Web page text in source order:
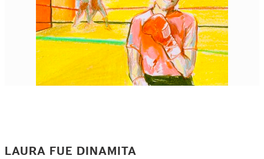
LAURA FUE DINAMITA